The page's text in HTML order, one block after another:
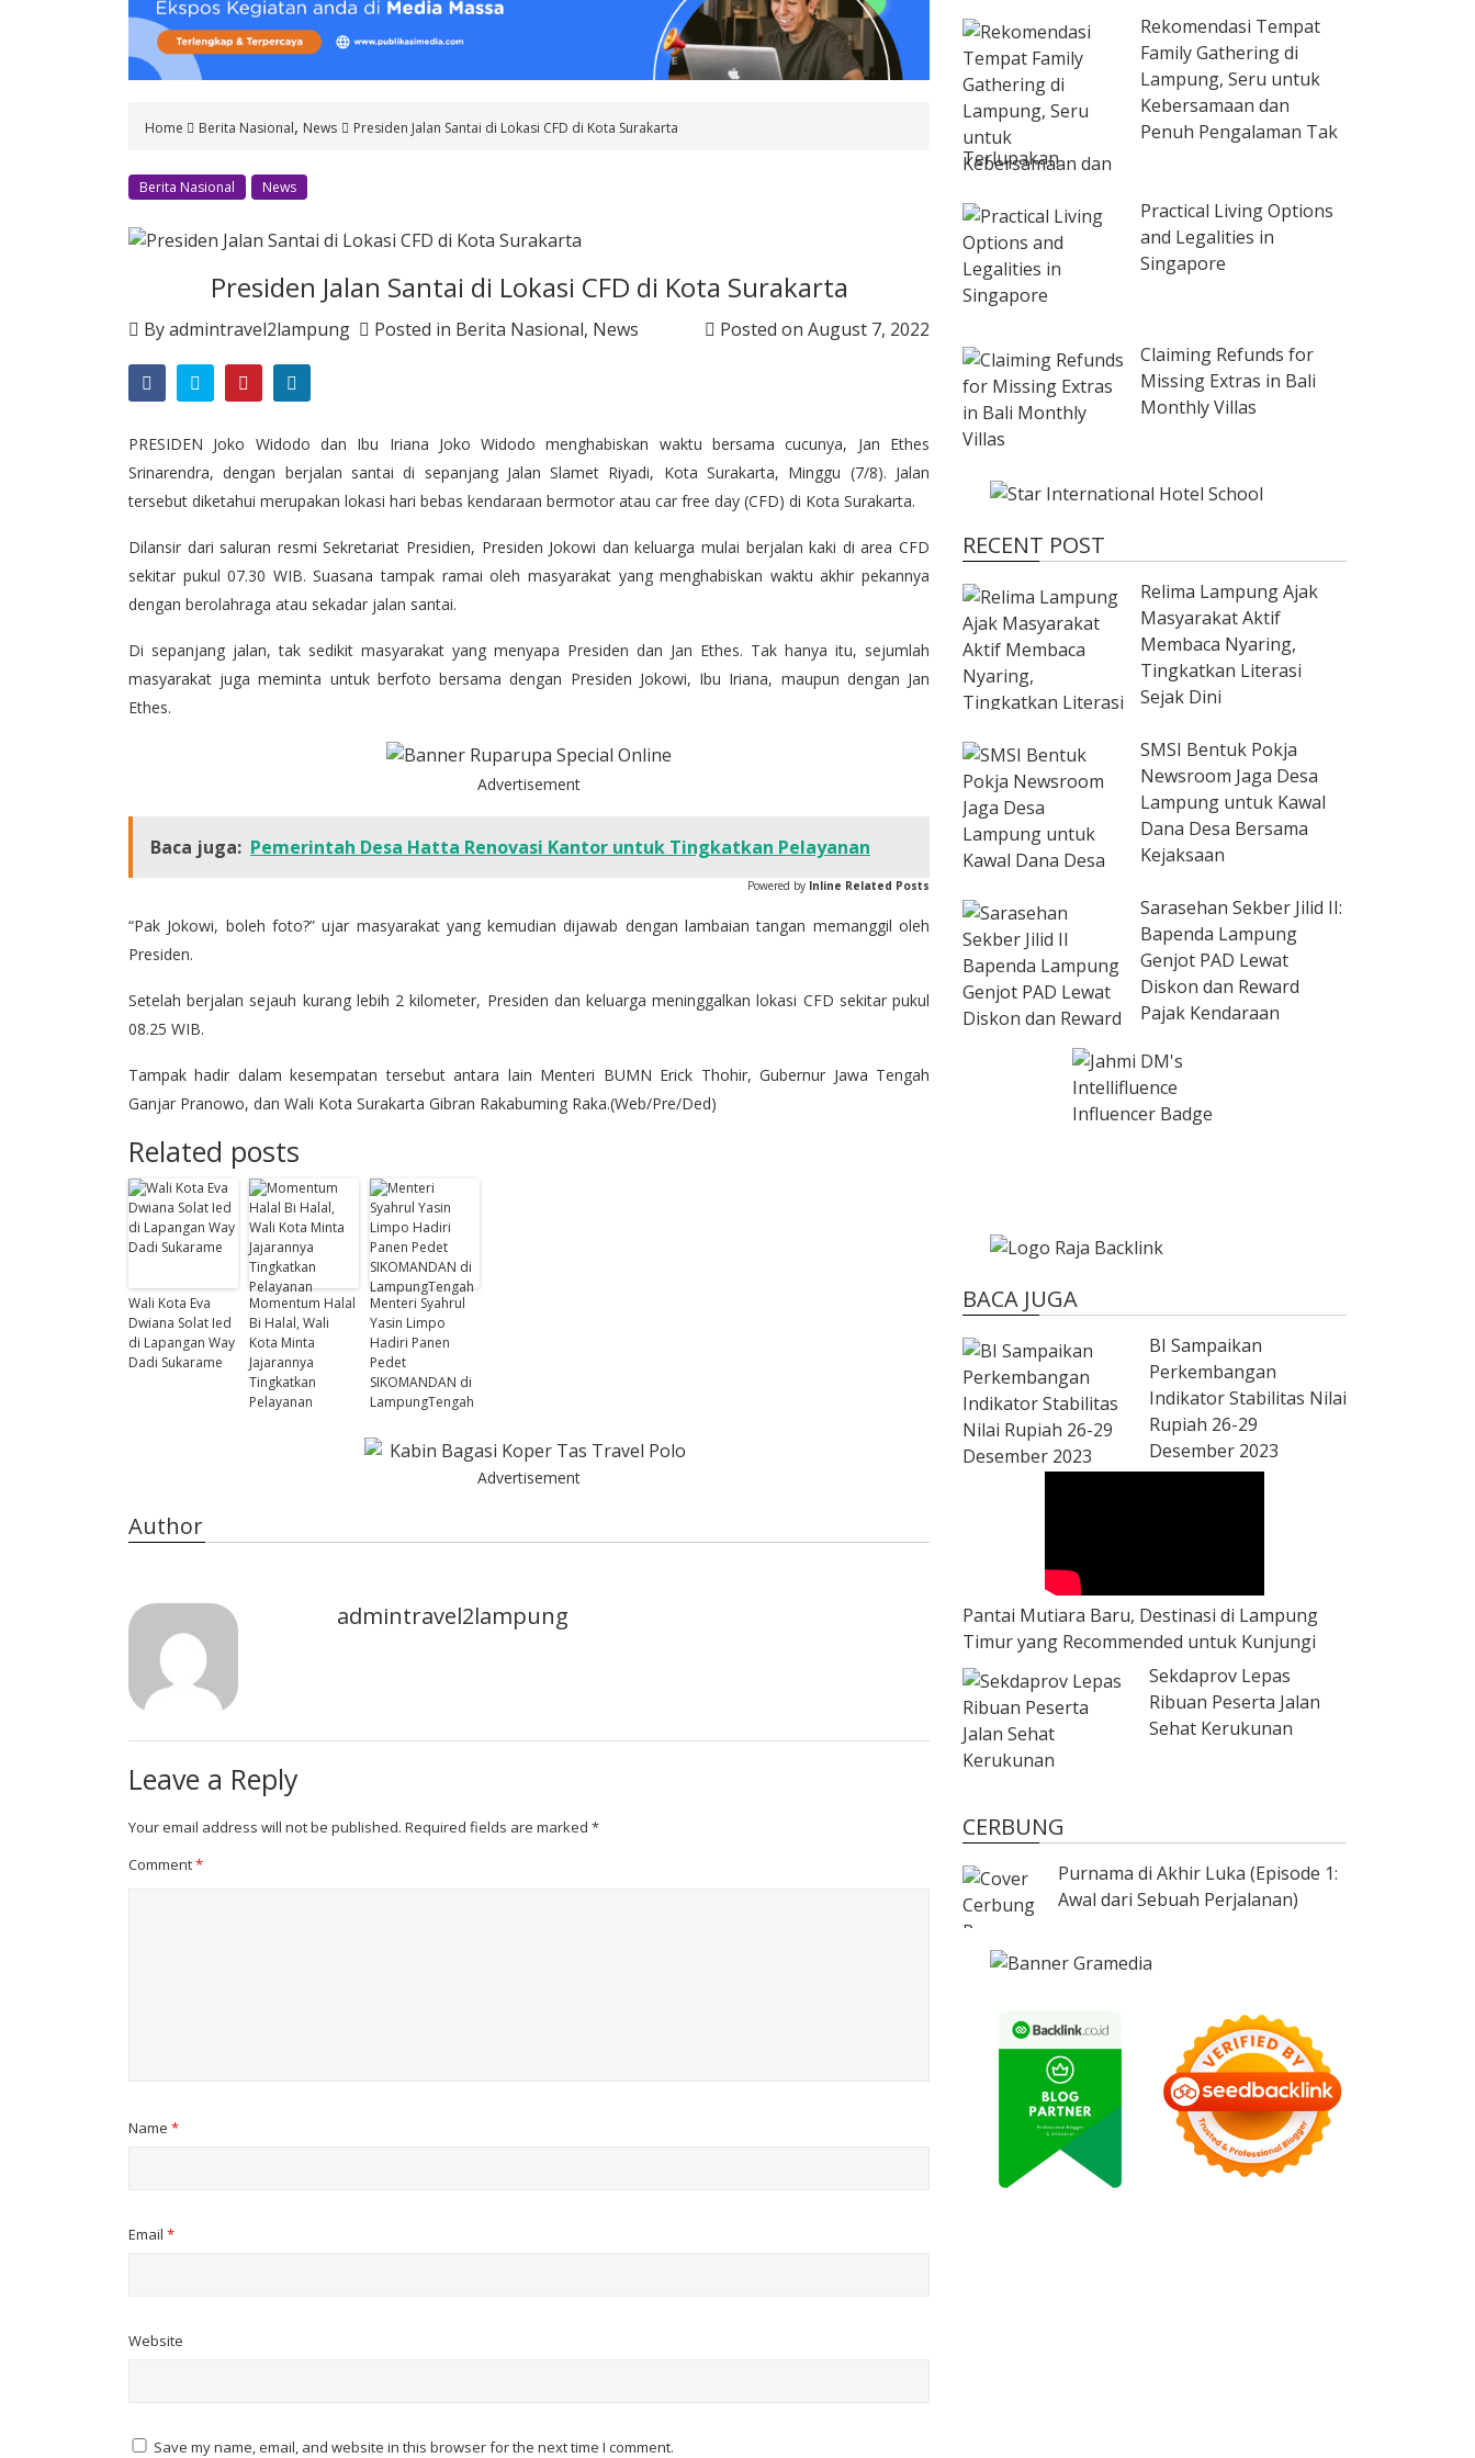
Home Berita Nasional, News Presiden Jalan Santai di Lokasi CFD di Kota Surakarta
Berita Nasional News
Presiden Jalan Santai di Lokasi CFD di Kota Surakarta
Byadmintravel2lampung Posted in Berita Nasional, News Posted on August 7, 2022
PRESIDEN Joko Widodo dan Ibu Iriana Joko Widodo menghabiskan waktu bersama cucunya, Jan Ethes
Srinarendra, dengan berjalan santai di sepanjang Jalan Slamet Riyadi, Kota Surakarta, Minggu (7/8). Jalan
tersebut diketahui merupakan lokasi hari bebas kendaraan bermotor atau car free day (CFD) di Kota Surakarta.
Dilansir dari saluran resmi Sekretariat Presidien, Presiden Jokowi dan keluarga mulai berjalan kaki di area CFD
sekitar pukul 07.30 WIB. Suasana tampak ramai oleh masyarakat yang menghabiskan waktu akhir pekannya
dengan berolahraga atau sekadar jalan santai.
Di sepanjang jalan, tak sedikit masyarakat yang menyapa Presiden dan Jan Ethes. Tak hanya itu, sejumlah
masyarakat juga meminta untuk berfoto bersama dengan Presiden Jokowi, Ibu Iriana, maupun dengan Jan
Ethes.
Advertisement
Baca juga: Pemerintah Desa Hatta Renovasi Kantor untuk Tingkatkan Pelayanan
Powered by Inline Related Posts
“Pak Jokowi, boleh foto?” ujar masyarakat yang kemudian dijawab dengan lambaian tangan memanggil oleh
Presiden.
Setelah berjalan sejauh kurang lebih 2 kilometer, Presiden dan keluarga meninggalkan lokasi CFD sekitar pukul
08.25 WIB.
Tampak hadir dalam kesempatan tersebut antara lain Menteri BUMN Erick Thohir, Gubernur Jawa Tengah
Ganjar Pranowo, dan Wali Kota Surakarta Gibran Rakabuming Raka.(Web/Pre/Ded)
Related posts
Wali Kota Eva
Dwiana Solat Ied
di Lapangan Way
Dadi Sukarame
Momentum Halal
Bi Halal, Wali
Kota Minta
Jajarannya
Tingkatkan
Pelayanan
Menteri Syahrul
Yasin Limpo
Hadiri Panen
Pedet
SIKOMANDAN di
LampungTengah
Advertisement
Author
admintravel2lampung
Leave a Reply
Your email address will not be published. Required fields are marked *
Comment*
Name *
Email *
Website
Save my name, email, and website in this browser for the next time I comment.
Rekomendasi Tempat
Family Gathering di
Lampung, Seru untuk
Kebersamaan dan
Penuh Pengalaman Tak
Terlupakan
Practical Living Options
and Legalities in
Singapore
Claiming Refunds for
Missing Extras in Bali
Monthly Villas
RECENT POST
Relima Lampung Ajak
Masyarakat Aktif
Membaca Nyaring,
Tingkatkan Literasi
Sejak Dini
SMSI Bentuk Pokja
Newsroom Jaga Desa
Lampung untuk Kawal
Dana Desa Bersama
Kejaksaan
Sarasehan Sekber Jilid II:
Bapenda Lampung
Genjot PAD Lewat
Diskon dan Reward
Pajak Kendaraan
BACA JUGA
BI Sampaikan
Perkembangan
Indikator Stabilitas Nilai
Rupiah 26-29
Desember 2023
Pantai Mutiara Baru, Destinasi di Lampung
Timur yang Recommended untuk Kunjungi
Sekdaprov Lepas
Ribuan Peserta Jalan
Sehat Kerukunan
CERBUNG
Purnama di Akhir Luka (Episode 1:
Awal dari Sebuah Perjalanan)